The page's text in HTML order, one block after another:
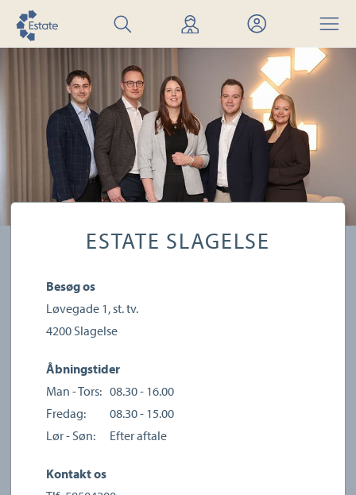
Søg
bolig
Find
mægler
Mit
Estate
Menu
ESTATE SLAGELSE
Besøg os
Løvegade 1, st. tv.
4200Slagelse
Åbningstider
Man - Tors: 08.30 - 16.00
Fredag:
08.30 - 15.00
Lør - Søn:
Efter aftale
Kontakt os